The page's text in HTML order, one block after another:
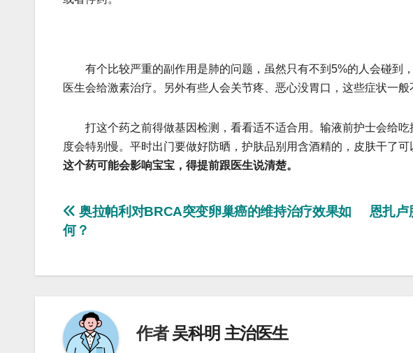
有个比较严重的副作用是肺的问题，虽然只有不到5%的人会碰到，
医生会给激素治疗。另外有些人会关节疼、恶心没胃口，这些症状一
打这个药之前得做基因检测，看看适不适合用。输液前护士会给吃
度会特别慢。平时出门要做好防晒，护肤品别用含酒精的，皮肤干了可
这个药可能会影响宝宝，得提前跟医生说清楚。
文
章
导
恩扎卢
奥拉帕利对BRCA突变卵巢癌的维持治疗效果如
何？
作者吴科明 主治医生